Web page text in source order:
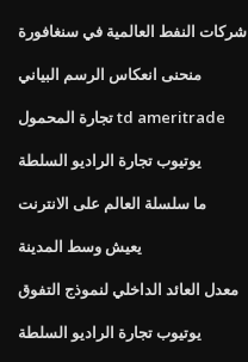
شركات النفط العالمية في سنغافورة
منحنى انعكاس الرسم البياني
تجارة المحمول td ameritrade
يوتيوب تجارة الراديو السلطة
ما سلسلة العالم على الانترنت
يعيش وسط المدينة
معدل العائد الداخلي لنموذج التفوق
يوتيوب تجارة الراديو السلطة